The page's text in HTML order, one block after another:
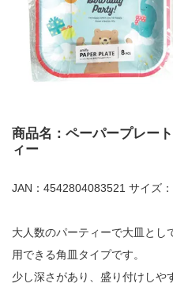
商品名：ペーパープレー
ィー
JAN：4542804083521 サイズ
大人数のパーティーで大皿とし
用できる角皿タイプです。
少し深さがあり、盛り付けしや